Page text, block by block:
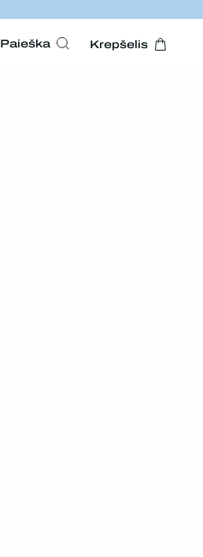
Paieška Krepšelis